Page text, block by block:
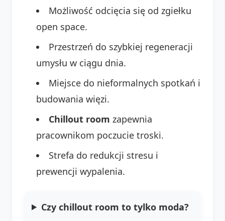
Możliwość odcięcia się od zgiełku
open space.
Przestrzeń do szybkiej regeneracji
umysłu w ciągu dnia.
Miejsce do nieformalnych spotkań i
budowania więzi.
Chillout room zapewnia
pracownikom poczucie troski.
Strefa do redukcji stresu i
prewencji wypalenia.
Czy chillout room to tylko moda?